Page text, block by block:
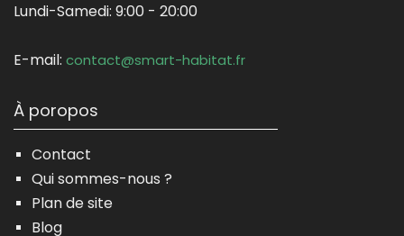
Lundi-Samedi: 9:00 - 20:00
E-mail: contact@smart-habitat.fr
À poropos
Contact
Qui sommes-nous ?
Plan de site
Blog